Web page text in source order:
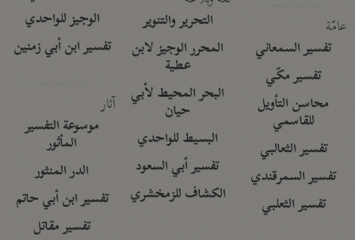
عامّة
تفسير السمعاني
تفسير مكّي
محاسن التأويل
للقاسمي
تفسير الثعالبي
تفسير السمرقندي
تفسير الثعلبي
التحرير والتنوير
المحرر الوجيز لابن
عطية
البحر المحيط لأبي
حيان
البسيط للواحدي
تفسير أبي السعود
الكشاف للزمخشري
الوجيز للواحدي
تفسير ابن أبي زمنين
آثار
موسوعة التفسير
المأثور
الدر المنثور
تفسير ابن أبي حاتم
تفسير مقاتل